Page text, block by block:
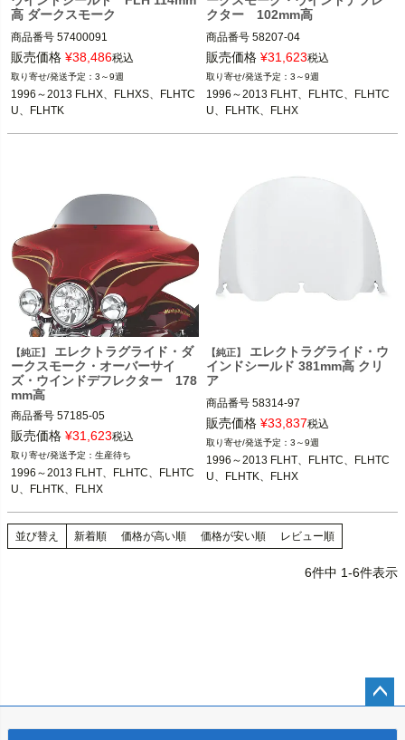
高 ダークスモーク
商品番号 57400091
※ウインドシールドバッグまたはポー
チ装着車は不可
販売価格 ¥38,486税込
3～9週
1996～2013 FLHX、FLHXS、FLHTC
U、FLHTK
クター 102mm高
商品番号 58207-04
Harley Davidson（ハーレー ダビッド
販売価格 ¥31,623税込
3～9週
1996～2013 FLHT、FLHTC、FLHTC
U、FLHTK、FLHX
【純正】
エレクトラグライド・ダ
ークスモーク・オーバーサイ
ズ・ウインドデフレクター 178
mm高
商品番号 57185-05
1996～2013 FLHT、FLHTC、FLHTC
U、FLHTK、FLHX
Harley Davidson（ハーレー ダビッド
ソン）
販売価格 ¥31,623税込
生産待ち
1996～2013 FLHT、FLHTC、FLHTC
U、FLHTK、FLHX
【純正】
エレクトラグライド・ウ
インドシールド 381mm高 クリ
ア
商品番号 58314-97
販売価格 ¥33,837税込
3～9週
1996～2013 FLHT、FLHTC、FLHTC
U、FLHTK、FLHX
並び替え 新着順 価格が高い順 価格が安い順 レビュー順
6件中 1-6件表示